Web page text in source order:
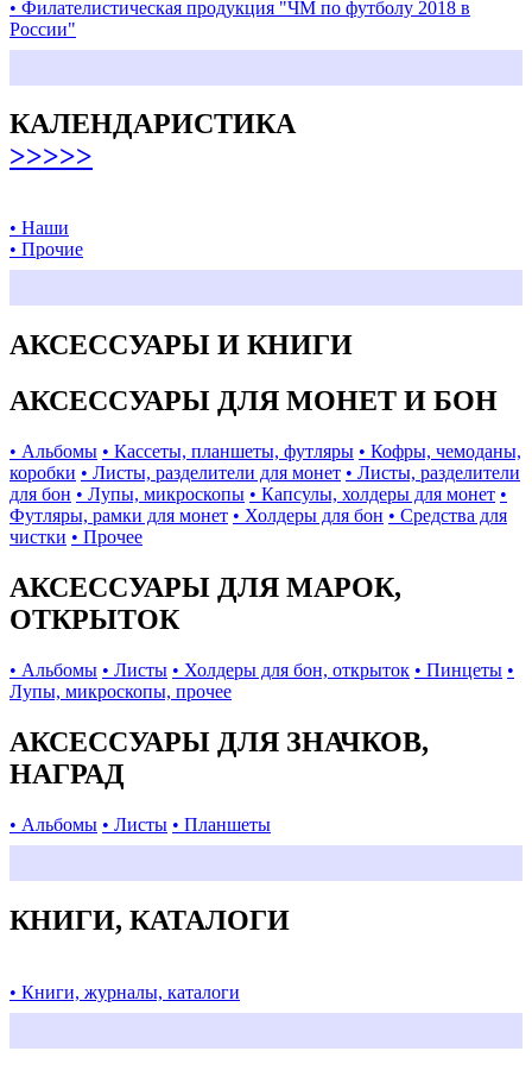
• Филателистическая продукция "ЧМ по футболу 2018 в
России"
КАЛЕНДАРИСТИКА
>>>>>
• Наши
• Прочие
АКСЕССУАРЫ И КНИГИ
АКСЕССУАРЫ ДЛЯ МОНЕТ И БОН
• Альбомы • Кассеты, планшеты, футляры • Кофры, чемоданы,
коробки • Листы, разделители для монет • Листы, разделители
для бон • Лупы, микроскопы • Капсулы, холдеры для монет •
Футляры, рамки для монет • Холдеры для бон • Средства для
чистки • Прочее
АКСЕССУАРЫ ДЛЯ МАРОК,
ОТКРЫТОК
• Альбомы • Листы • Холдеры для бон, открыток • Пинцеты •
Лупы, микроскопы, прочее
АКСЕССУАРЫ ДЛЯ ЗНАЧКОВ,
НАГРАД
• Альбомы • Листы • Планшеты
КНИГИ, КАТАЛОГИ
• Книги, журналы, каталоги